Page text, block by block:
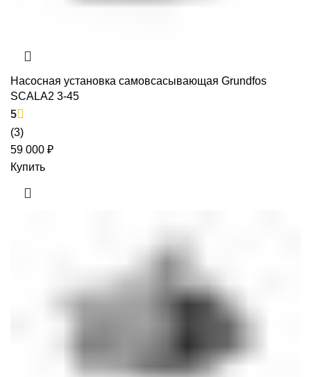
Насосная установка самовсасывающая Grundfos
SCALA2 3-45
5
(3)
59 000 ₽
Купить